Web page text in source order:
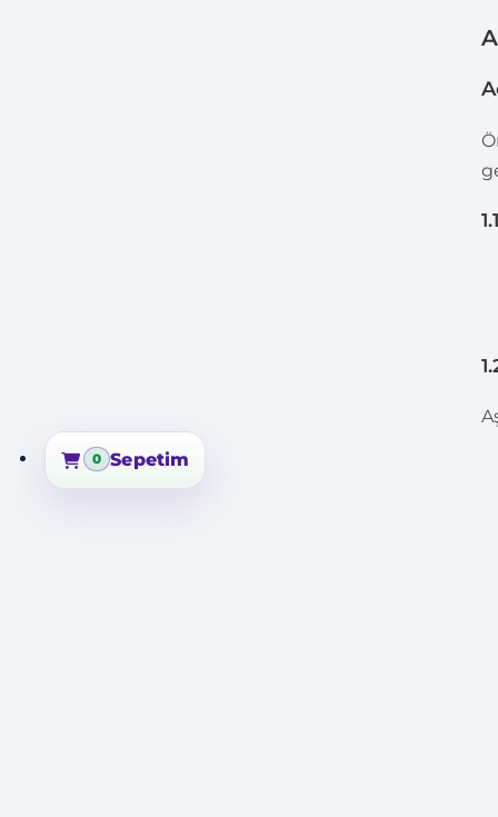
0 Sepetim
Sepetim